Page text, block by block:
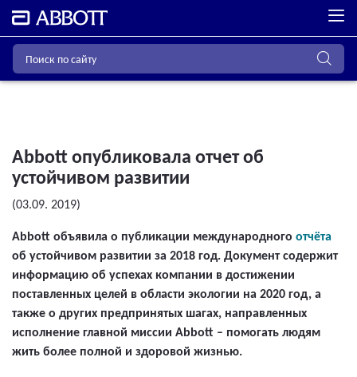
Abbott опубликовала отчет об
устойчивом развитии
(03.09. 2019)
Abbott объявила о публикации международного отчёта
об устойчивом развитии за 2018 год. Документ содержит
информацию об успехах компании в достижении
поставленных целей в области экологии на 2020 год, а
также о других предпринятых шагах, направленных
исполнение главной миссии Abbott – помогать людям
жить более полной и здоровой жизнью.